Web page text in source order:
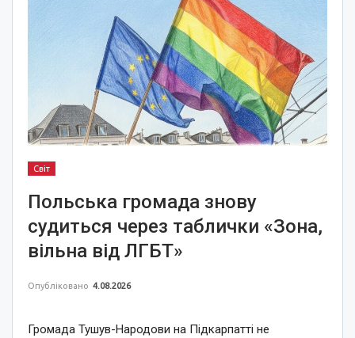
Світ
Польська громада знову
судиться через таблички «Зона,
вільна від ЛГБТ»
Опубліковано 4.08.2026
Громада Тушув-Народови на Підкарпатті не